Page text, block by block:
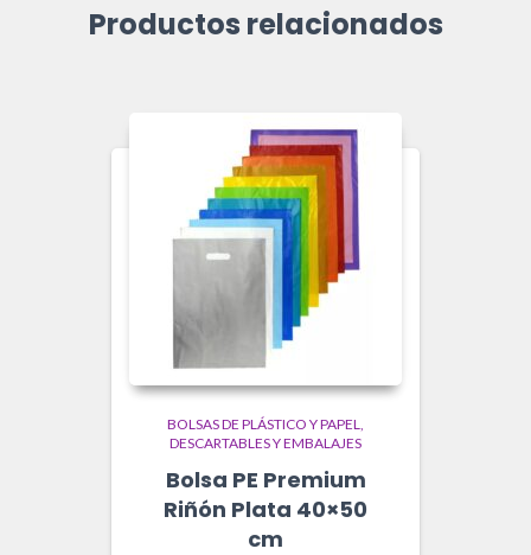
Productos relacionados
BOLSAS DE PLÁSTICO Y PAPEL
DESCARTABLES Y EMBALAJES
Bolsa PE Premium
Riñón Plata 40×50
cm